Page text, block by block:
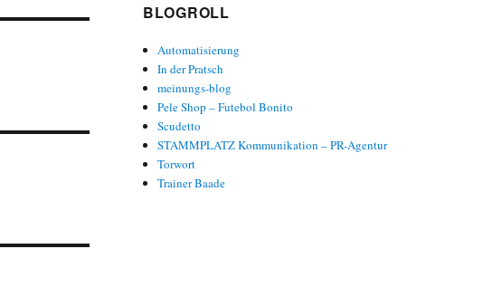
BLOGROLL
Automatisierung
In der Pratsch
meinungs-blog
Pele Shop – Futebol Bonito
Scudetto
STAMMPLATZ Kommunikation – PR-Agentur
Torwort
Trainer Baade